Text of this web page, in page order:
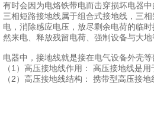
有时会因为电烙铁带电而击穿损坏电器中
三相短路接地线属于组合式接地线，三
电，消除感应电压，放尽剩余电荷的临
然来电、释放残留电荷、强制设备与大地
电器中，接地线就是接在电气设备外壳
（1）高压接地线作用： 高压接地线是
（2）高压接地线结构： 携带型高压接